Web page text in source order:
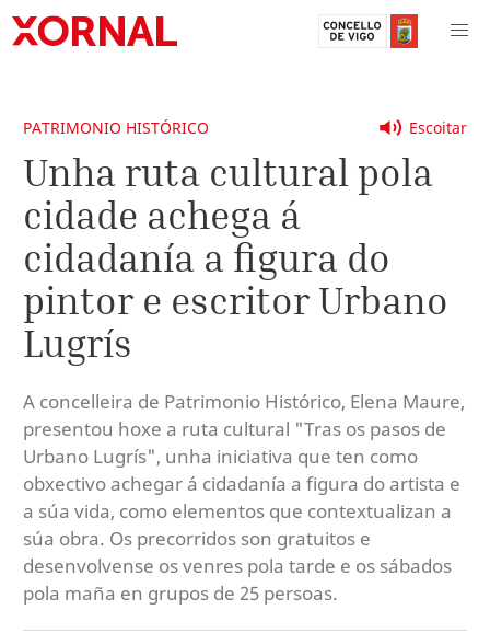
Escoitar
PATRIMONIO HISTÓRICO
Unha ruta cultural pola
cidade achega á
cidadanía a figura do
pintor e escritor Urbano
Lugrís
A concelleira de Patrimonio Histórico, Elena Maure,
presentou hoxe a ruta cultural "Tras os pasos de
Urbano Lugrís", unha iniciativa que ten como
obxectivo achegar á cidadanía a figura do artista e
a súa vida, como elementos que contextualizan a
súa obra. Os precorridos son gratuitos e
desenvolvense os venres pola tarde e os sábados
pola maña en grupos de 25 persoas.